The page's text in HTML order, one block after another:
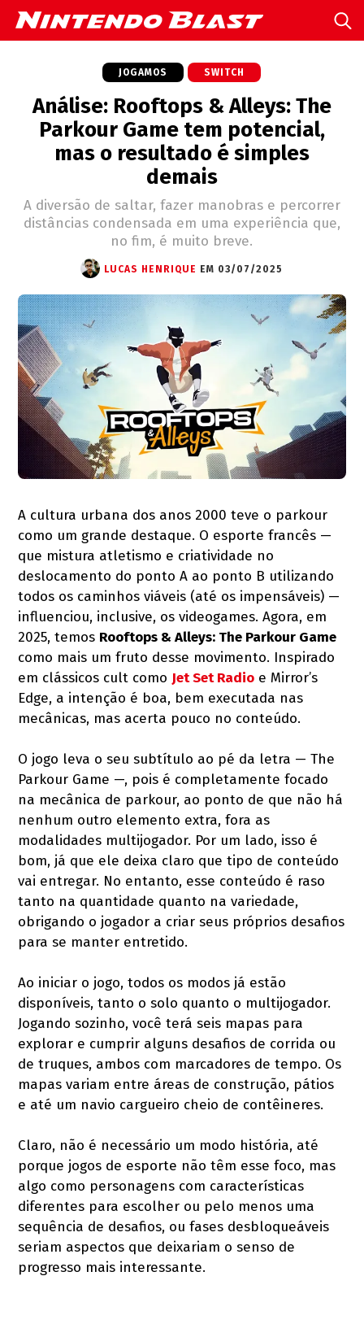
JOGAMOS SWITCH
Análise: Rooftops & Alleys: The
Parkour Game tem potencial,
mas o resultado é simples
demais
A diversão de saltar, fazer manobras e percorrer
distâncias condensada em uma experiência que,
no fim, é muito breve.
LUCAS HENRIQUE EM 03/07/2025
A cultura urbana dos anos 2000 teve o parkour
como um grande destaque. O esporte francês —
que mistura atletismo e criatividade no
deslocamento do ponto A ao ponto B utilizando
todos os caminhos viáveis (até os impensáveis) —
influenciou, inclusive, os videogames. Agora, em
2025, temos Rooftops & Alleys: The Parkour Game
como mais um fruto desse movimento. Inspirado
em clássicos cult como Jet Set Radio e Mirror’s
Edge, a intenção é boa, bem executada nas
mecânicas, mas acerta pouco no conteúdo.
O jogo leva o seu subtítulo ao pé da letra — The
Parkour Game —, pois é completamente focado
na mecânica de parkour, ao ponto de que não há
nenhum outro elemento extra, fora as
modalidades multijogador. Por um lado, isso é
bom, já que ele deixa claro que tipo de conteúdo
vai entregar. No entanto, esse conteúdo é raso
tanto na quantidade quanto na variedade,
obrigando o jogador a criar seus próprios desafios
para se manter entretido.
Ao iniciar o jogo, todos os modos já estão
disponíveis, tanto o solo quanto o multijogador.
Jogando sozinho, você terá seis mapas para
explorar e cumprir alguns desafios de corrida ou
de truques, ambos com marcadores de tempo. Os
mapas variam entre áreas de construção, pátios
e até um navio cargueiro cheio de contêineres.
Claro, não é necessário um modo história, até
porque jogos de esporte não têm esse foco, mas
algo como personagens com características
diferentes para escolher ou pelo menos uma
sequência de desafios, ou fases desbloqueáveis
seriam aspectos que deixariam o senso de
progresso mais interessante.